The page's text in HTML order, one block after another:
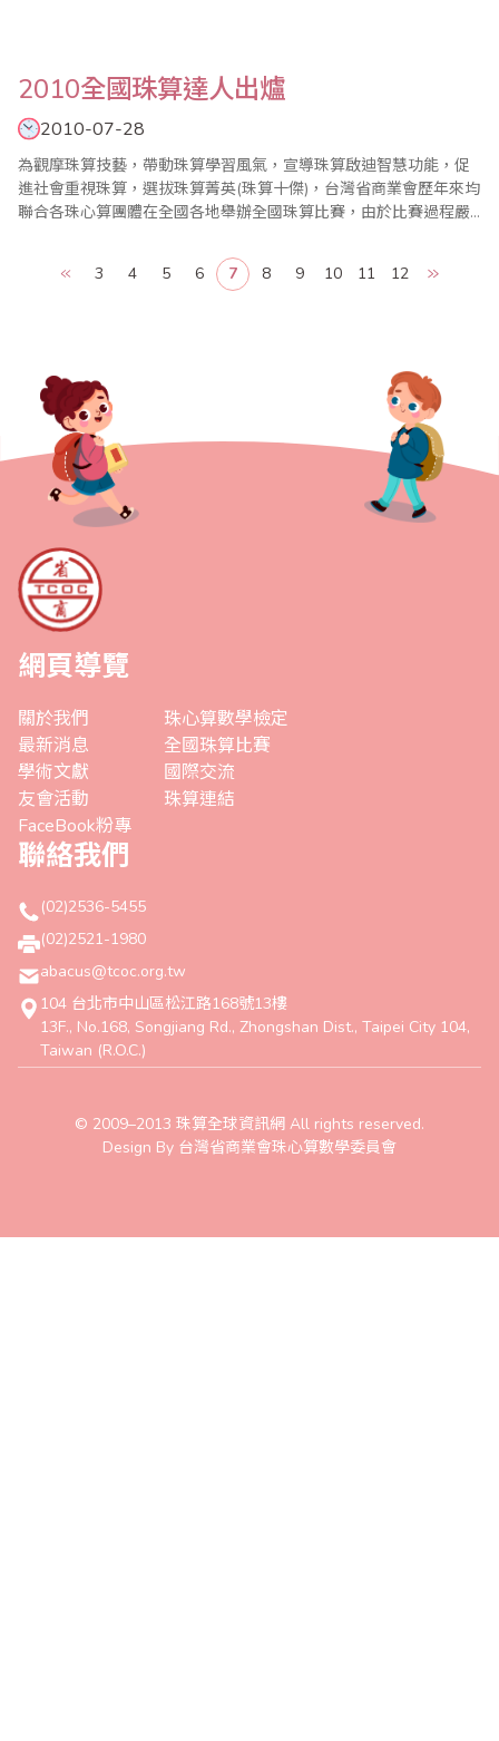
2010全國珠算達人出爐
2010-07-28
為觀摩珠算技藝，帶動珠算學習風氣，宣導珠算啟迪智慧功能，促
進社會重視珠算，選拔珠算菁英(珠算十傑)，台灣省商業會歷年來均
聯合各珠心算團體在全國各地舉辦全國珠算比賽，由於比賽過程嚴
珠心算教育蓬勃發展。今年，2010年全國珠算比賽暨國際珠算邀請
賽已於7月25日在台北縣政府603大禮堂盛大舉行，達人組選手在每
3 4 5 6 7 8 9 10 11 12
網頁導覽
關於我們
最新消息
學術文獻
友會活動
FaceBook粉專
珠心算數學檢定
全國珠算比賽
國際交流
珠算連結
聯絡我們
(02)2536-5455
(02)2521-1980
abacus@tcoc.org.tw
104 台北市中山區松江路168號13樓
13F., No.168, Songjiang Rd., Zhongshan Dist., Taipei City 104,
Taiwan (R.O.C.)
© 2009–2013 珠算全球資訊網 All rights reserved.
Design By 台灣省商業會珠心算數學委員會